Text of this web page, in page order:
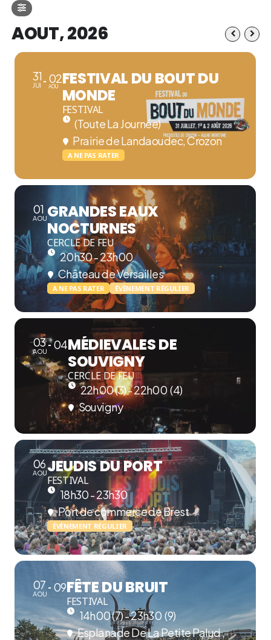
AOUT, 2026
31
JUI 02
AOU
FESTIVAL DU BOUT DU
MONDE
FESTIVAL
(Toute La Journée)
Prairie de Landaoudec, Crozon
A NE PAS RATER
01
AOUGRANDES EAUX
NOCTURNES
CERCLE DE FEU
20h30 - 23h00
Château de Versailles
A NE PAS RATER ÉVÈNEMENT RÉGULIER
03
AOU 04MÉDIEVALES DE
SOUVIGNY
CERCLE DE FEU
22h00 (3) - 22h00 (4)
Souvigny
06
AOUJEUDIS DU PORT
FESTIVAL
18h30 - 23h30
Port de commerce de Brest
ÉVÈNEMENT RÉGULIER
07
AOU 09FÊTE DU BRUIT
FESTIVAL
14h00 (7) - 23h30 (9)
Esplanade De La Petite Palud ,